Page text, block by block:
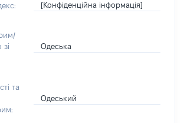
[Конфіденційна інформація]
Одеська
та
Одеський